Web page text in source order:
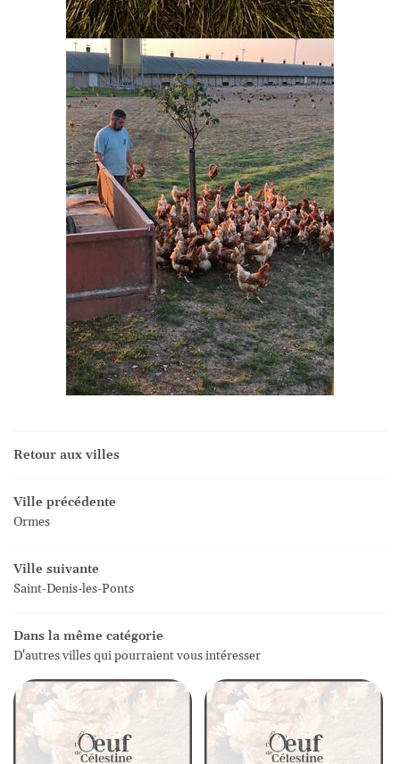
Retour aux villes
Ville précédente
Ormes
Ville suivante
Saint-Denis-les-Ponts
Dans la même catégorie
D'autres villes qui pourraient vous intéresser